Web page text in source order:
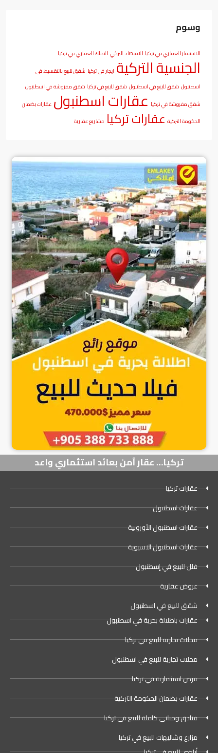
وسوم
الاستثمار العقاري في تركيا الاقتصاد التركي التملك العقاري في تركيا
الجنسية التركية ايجار في تركيا شقق للبيع بالتقسيط في
اسطنبول شقق للبيع في اسطنبول شقق للبيع في تركيا شقق مفروشة في اسطنبول
شقق مفروشة في تركيا عقارات اسطنبول عقارات بضمان
الحكومة التركية عقارات تركيا مشاريع عقارية
تركيا… عقار آمن بعائد استثماري واعد
عقارات تركيا
عقارات اسطنبول
عقارات اسطنبول الأوروبية
عقارات اسطنبول الاسيوية
فلل للبيع في إسطنبول
عروض عقارية
شقق للبيع في اسطنبول
عقارات باطلالة بحرية في اسطنبول
محلات تجارية للبيع في تركيا
محلات تجارية للبيع في اسطنبول
فرص استثمارية في تركيا
عقارات بضمان الحكومة التركية
فنادق ومباني كاملة للبيع في تركيا
مزارع وشاليهات للبيع في تركيا